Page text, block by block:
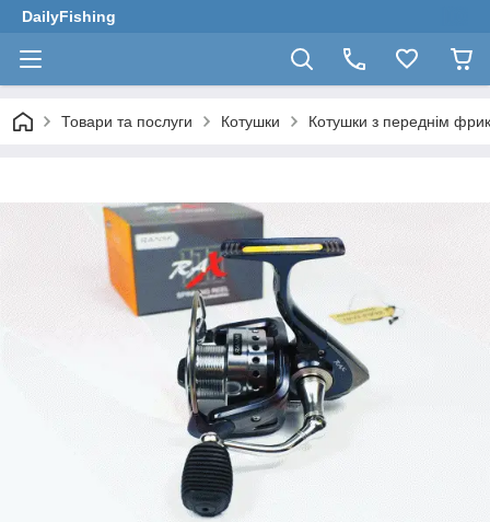
DailyFishing
Товари та послуги Котушки Котушки з переднім